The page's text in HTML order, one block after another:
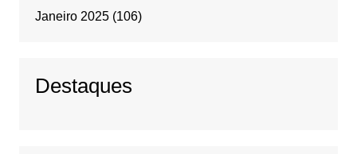
Janeiro 2025(106)
Destaques